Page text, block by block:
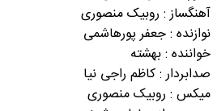
آهنگساز : روبیک منصوری
نوازنده : جعفر پورهاشمی
خواننده : بهشته
صدابردار : کاظم راجی نیا
میکس : روبیک منصوری